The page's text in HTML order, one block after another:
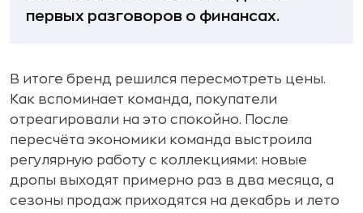
первых разговоров о финансах.
В итоге бренд решился пересмотреть цены.
Как вспоминает команда, покупатели
отреагировали на это спокойно. После
пересчёта экономики команда выстроила
регулярную работу с коллекциями: новые
дропы выходят примерно раз в два месяца, а
сезоны продаж приходятся на декабрь и лето